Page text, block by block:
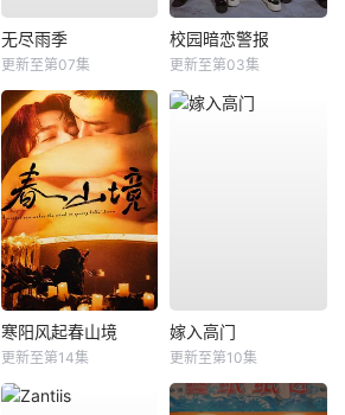
无尽雨季
更新至第07集
校园暗恋警报
更新至第03集
寒阳风起春山境
更新至第14集
嫁入高门
更新至第10集